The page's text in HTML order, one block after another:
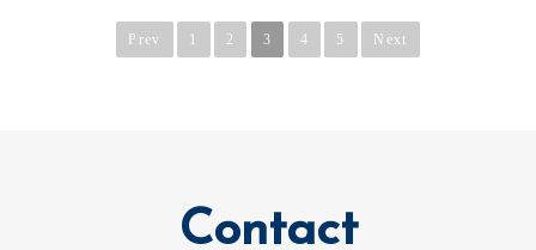
Prev 1 2 3 4 5 Next
Contact